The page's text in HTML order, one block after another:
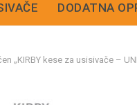
DODATNA
„KIRBY kese za usisivače –